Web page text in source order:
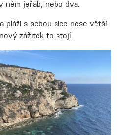
něm jeřáb, nebo dva.
pláži s sebou sice nese větší
zážitek to stojí.